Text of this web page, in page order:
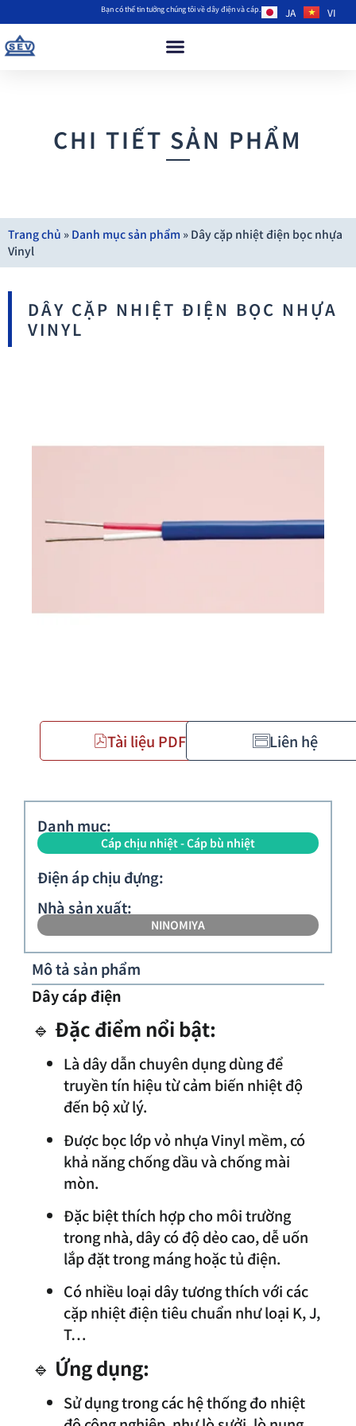
JA VI
Bạn có thể tin tưởng chúng tôi về dây điện và cáp.
CHI TIẾT SẢN PHẨM
Trang chủ » Danh mục sản phẩm » Dây cặp nhiệt điện bọc nhựa
Vinyl
DÂY CẶP NHIỆT ĐIỆN BỌC NHỰA
VINYL
Tài liệu PDF Liên hệ
Danh mục:
Cáp chịu nhiệt - Cáp bù nhiệt
Điện áp chịu đựng:
Nhà sản xuất:
NINOMIYA
Mô tả sản phẩm
Dây cáp điện
🔹 Đặc điểm nổi bật:
Là dây dẫn chuyên dụng dùng để
truyền tín hiệu từ cảm biến nhiệt độ
đến bộ xử lý.
Được bọc lớp vỏ nhựa Vinyl mềm, có
khả năng chống dầu và chống mài
mòn.
Đặc biệt thích hợp cho môi trường
trong nhà, dây có độ dẻo cao, dễ uốn
lắp đặt trong máng hoặc tủ điện.
Có nhiều loại dây tương thích với các
cặp nhiệt điện tiêu chuẩn như loại K, J,
T…
🔹 Ứng dụng:
Sử dụng trong các hệ thống đo nhiệt